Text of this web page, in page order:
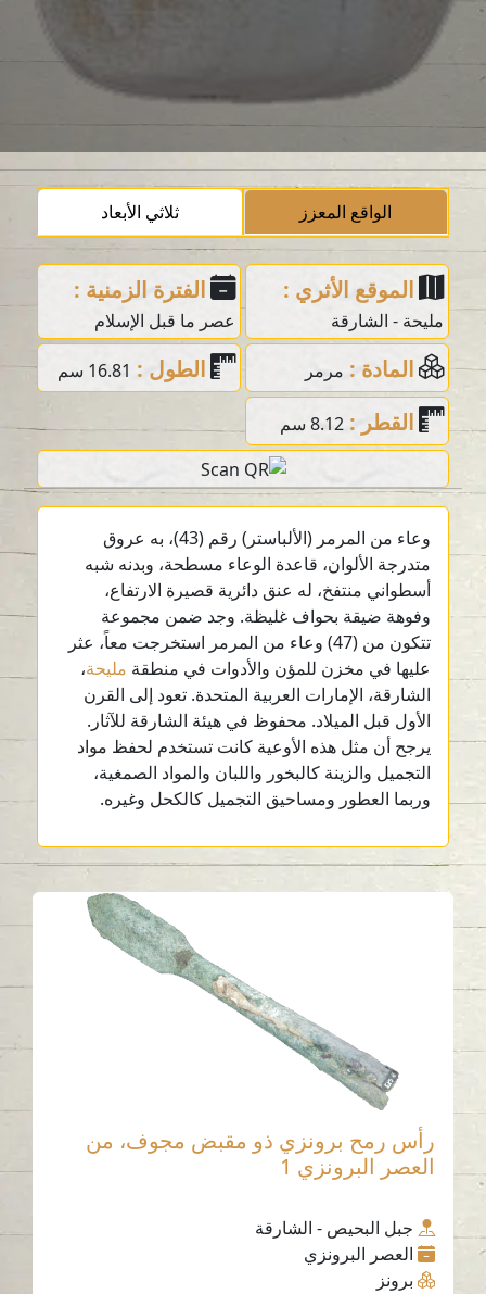
الواقع المعزز ثلاثي الأبعاد
الموقع الأثري :
مليحة - الشارقة
الفترة الزمنية :
عصر ما قبل الإسلام
المادة : مرمر الطول : 16.81 سم
القطر : 8.12 سم
وعاء من المرمر (الألباستر) رقم (43)، به عروق
متدرجة الألوان، قاعدة الوعاء مسطحة، وبدنه شبه
أسطواني منتفخ، له عنق دائرية قصيرة الارتفاع،
وفوهة ضيقة بحواف غليظة. وجد ضمن مجموعة
تتكون من (47) وعاء من المرمر استخرجت معاً، عثر
عليها في مخزن للمؤن والأدوات في منطقةمليحة،
الشارقة، الإمارات العربية المتحدة. تعود إلى القرن
الأول قبل الميلاد. محفوظ في هيئة الشارقة للآثار.
يرجح أن مثل هذه الأوعية كانت تستخدم لحفظ مواد
التجميل والزينة كالبخور واللبان والمواد الصمغية،
وربما العطور ومساحيق التجميل كالكحل وغيره.
رأس رمح برونزي ذو مقبض مجوف، من
العصر البرونزي 1
جبل البحيص - الشارقة
العصر البرونزي
برونز